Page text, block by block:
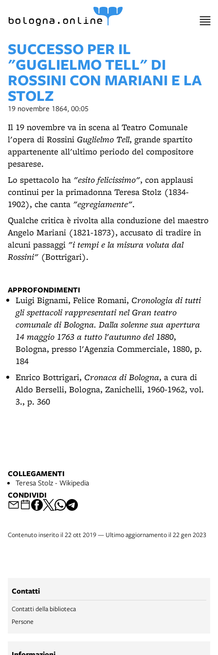
bologna.online
SUCCESSO PER IL
"GUGLIELMO TELL" DI
ROSSINI CON MARIANI E LA
STOLZ
19 novembre 1864, 00:05
Il 19 novembre va in scena al Teatro Comunale
l'opera di Rossini Guglielmo Tell, grande spartito
appartenente all'ultimo periodo del compositore
pesarese.
Lo spettacolo ha "esito felicissimo", con applausi
continui per la primadonna Teresa Stolz (1834-
1902), che canta "egregiamente".
Qualche critica è rivolta alla conduzione del maestro
Angelo Mariani (1821-1873), accusato di tradire in
alcuni passaggi "i tempi e la misura voluta dal
Rossini" (Bottrigari).
APPROFONDIMENTI
Luigi Bignami, Felice Romani, Cronologia di tutti
gli spettacoli rappresentati nel Gran teatro
comunale di Bologna. Dalla solenne sua apertura
14 maggio 1763 a tutto l'autunno del 1880,
Bologna, presso l'Agenzia Commerciale, 1880, p.
184
Enrico Bottrigari, Cronaca di Bologna, a cura di
Aldo Berselli, Bologna, Zanichelli, 1960-1962, vol.
3., p. 360
COLLEGAMENTI
Teresa Stolz - Wikipedia
CONDIVIDI
Contenuto inserito il 22 ott 2019 — Ultimo aggiornamento il 22 gen 2023
Contatti
Contatti della biblioteca
Persone